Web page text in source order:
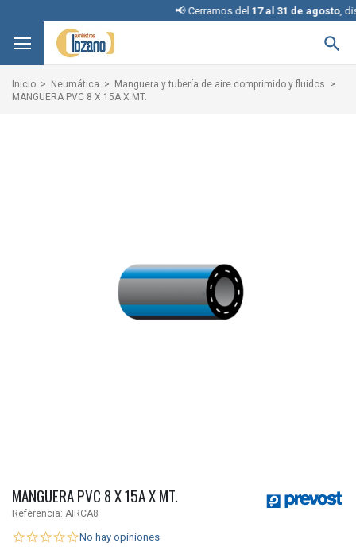
📢 Cerramos del17 al 31 de agosto , disculpe

Inicio Neumática
Manguera y tubería de aire comprimido y fluidos
MANGUERA PVC 8 X 15A X MT.
MANGUERA PVC 8 X 15A X MT.
Referencia: AIRCA8
No hay opiniones